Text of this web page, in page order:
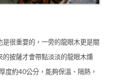
很重要的，一旁的龍眼木更是關
的披薩才會帶點淡淡的龍眼木燻
度約40公分，能夠保溫、隔熱，